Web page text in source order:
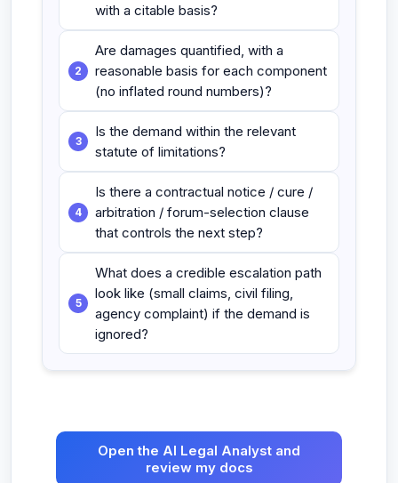
with a citable basis?
Are damages quantified, with a
reasonable basis for each component
(no inflated round numbers)?
Is the demand within the relevant
statute of limitations?
Is there a contractual notice / cure /
arbitration / forum-selection clause
that controls the next step?
What does a credible escalation path
look like (small claims, civil filing,
agency complaint) if the demand is
ignored?
Open the AI Legal Analyst and
review my docs